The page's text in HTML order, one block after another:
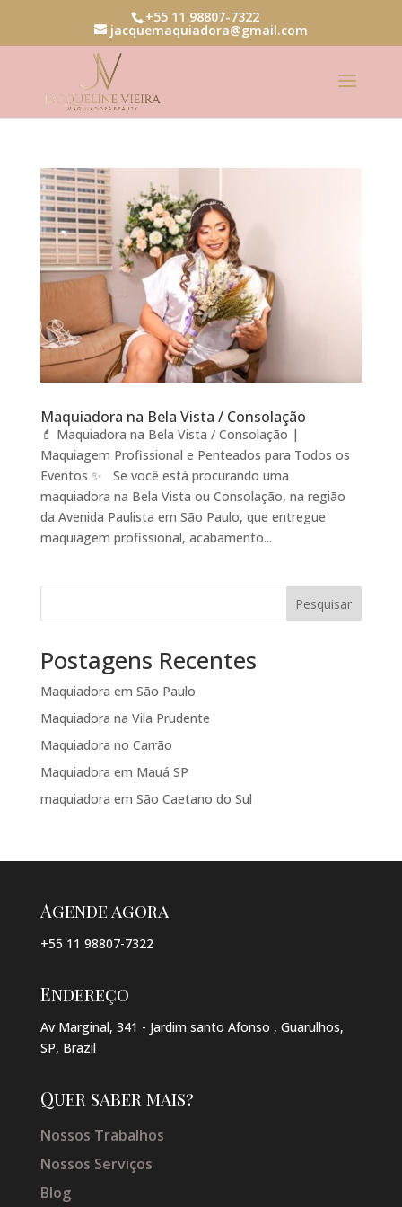
+55 11 98807-7322
jacquemaquiadora@gmail.com
Maquiadora na Bela Vista / Consolação
💄 Maquiadora na Bela Vista / Consolação |
Maquiagem Profissional e Penteados para Todos os
Eventos ✨ Se você está procurando uma
maquiadora na Bela Vista ou Consolação, na região
da Avenida Paulista em São Paulo, que entregue
maquiagem profissional, acabamento...
Pesquisar
Postagens Recentes
Maquiadora em São Paulo
Maquiadora na Vila Prudente
Maquiadora no Carrão
Maquiadora em Mauá SP
maquiadora em São Caetano do Sul
Agende agora
+55 11 98807-7322
Endereço
Av Marginal, 341 - Jardim santo Afonso , Guarulhos,
SP, Brazil
Quer saber mais?
Nossos Trabalhos
Nossos Serviços
Blog